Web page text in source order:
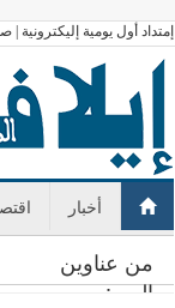
إمتداد أول يومية إليكترونية | صدرت من
أخبار
من عناوين
اليوم: